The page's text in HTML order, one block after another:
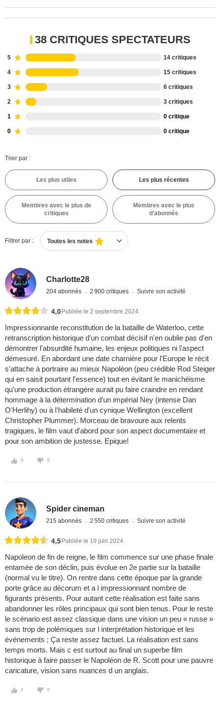
38 CRITIQUES SPECTATEURS
5 14 critiques
4 15 critiques
3 6 critiques
2 3 critiques
1 0 critique
0 0 critique
Trier par :
Les plus utiles Les plus récentes
Membres avec le plus de
critiques
Membres avec le plus
d'abonnés
Filtrer par : Toutes les notes
Charlotte28
204 abonnés 2 900 critiques Suivre son activité
4,0 Publiée le 2 septembre 2024
Impressionnante reconstitution de la bataille de Waterloo, cette
retranscription historique d'un combat décisif n'en oublie pas d'en
démontrer l'absurdité humaine, les enjeux politiques ni l'aspect
démesuré. En abordant une date charnière pour l'Europe le récit
s'attache à portraire au mieux Napoléon (peu crédible Rod Steiger
qui en saisit pourtant l'essence) tout en évitant le manichéisme
qu'une production étrangère aurait pu faire craindre en rendant
hommage à la détermination d'un impérial Ney (intense Dan
O'Herlihy) ou à l'habileté d'un cynique Wellington (excellent
Christopher Plummer). Morceau de bravoure aux relents
tragiques, le film vaut d'abord pour son aspect documentaire et
pour son ambition de justesse. Epique!
0 0
Spider cineman
215 abonnés 2 550 critiques Suivre son activité
4,5 Publiée le 19 juin 2024
Napoleon de fin de reigne, le film commence sur une phase finale
entamée de son déclin, puis évolue en 2e partie sur la bataille
(normal vu le titre). On rentre dans cette époque par la grande
porte grâce au décorum et a l impressionnant nombre de
figurants présents. Pour autant cette réalisation est faite sans
abandonner les rôles principaux qui sont bien tenus. Pour le reste
le scénario est assez classique dans une vision un peu « russe »
sans trop de polémiques sur l interprétation historique et les
événements ; Ça reste assez factuel. La réalisation est sans
temps morts. Mais c est surtout au final un superbe film
historique à faire passer le Napoléon de R. Scott pour une pauvre
caricature, vision sans nuances d un anglais.
2 0